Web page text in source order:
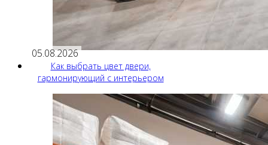
05.08.2026
Как выбрать цвет двери,
гармонирующий с интерьером